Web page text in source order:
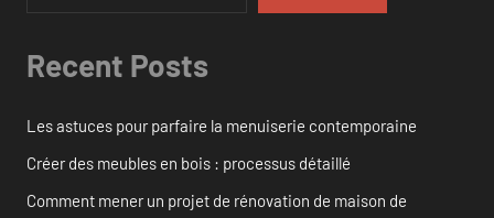
Recent Posts
Les astuces pour parfaire la menuiserie contemporaine
Créer des meubles en bois : processus détaillé
Comment mener un projet de rénovation de maison de